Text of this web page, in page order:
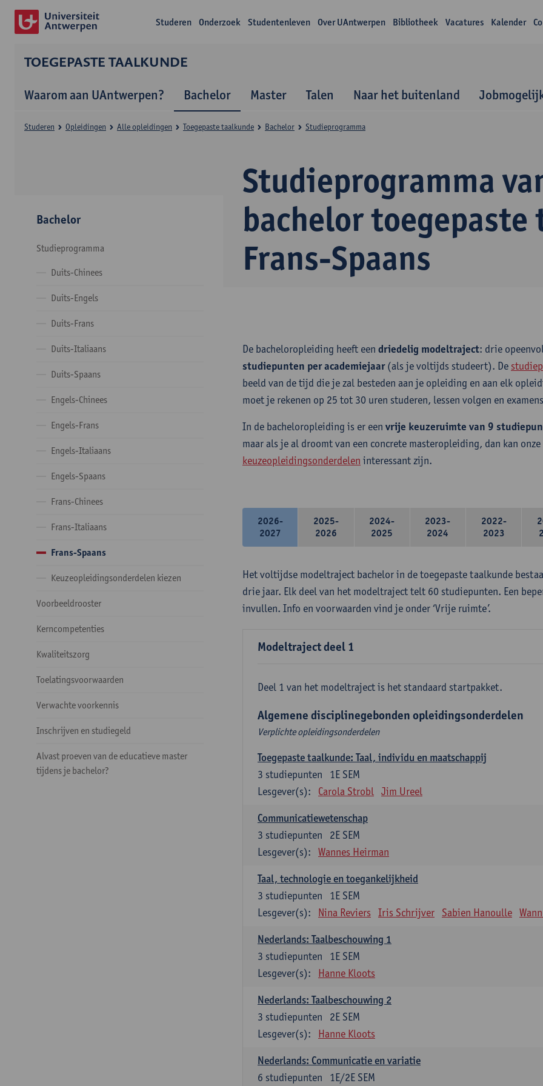
Studeren Onderzoek Studentenleven Over UAntwerpen Bibliotheek Vacatures Kalender
TOEGEPASTE TAALKUNDE
Waarom aan UAntwerpen? Bachelor Master Talen Naar het buitenland
Studieprogramma
bachelor
Frans-Spaans
Studeren Opleidingen Alle opleidingen Toegepaste taalkunde Bachelor Studieprogramma
Bachelor
Studieprogramma
Duits-Chinees
Duits-Engels
Duits-Frans
Duits-Italiaans
Duits-Spaans
Engels-Chinees
Engels-Frans
Engels-Italiaans
Engels-Spaans
Frans-Chinees
Frans-Italiaans
Frans-Spaans
Keuzeopleidingsonderdelen kiezen
Voorbeeldrooster
Kerncompetenties
Kwaliteitszorg
Toelatingsvoorwaarden
Verwachte voorkennis
Inschrijven en studiegeld
Alvast proeven van de educatieve master
tijdens je bachelor?
De bacheloropleiding heeft een driedelig modeltraject: drie
studiepunten per academiejaar(als je voltijds studeert). De
beeld van de tijd die je zal besteden aan je opleiding en aan elk
moet je rekenen op 25 tot 30 uren studeren, lessen volgen en
In de bacheloropleiding is er een vrije keuzeruimte van 9
maar als je al droomt van een concrete masteropleiding, dan kan onze
keuzeopleidingsonderdelen interessant zijn.
2026-
2027
2025-
2026
2024-
2025
2023-
2024
2022-
2023
Het voltijdse modeltraject bachelor in de toegepaste taalkunde
drie jaar. Elk deel van het modeltraject telt 60 studiepunten. Een
invullen. Info en voorwaarden vind je onder ‘Vrije ruimte’.
Modeltraject deel 1
Deel 1 van het modeltraject is het standaard startpakket.
Algemene disciplinegebonden opleidingsonderdelen
Verplichte opleidingsonderdelen
Toegepaste taalkunde: Taal, individu en maatschappij
1E SEM
3 studiepunten
Lesgever(s):
Carola Strobl Jim Ureel
Communicatiewetenschap
2E SEM
3 studiepunten
Lesgever(s):
Wannes Heirman
Taal, technologie en toegankelijkheid
1E SEM
3 studiepunten
Lesgever(s):
Nina Reviers Iris Schrijver Sabien Hanoulle
Nederlands: Taalbeschouwing 1
1E SEM
3 studiepunten
Lesgever(s):
Hanne Kloots
Nederlands: Taalbeschouwing 2
2E SEM
3 studiepunten
Lesgever(s):
Hanne Kloots
Nederlands: Communicatie en variatie
1E/2E SEM
6 studiepunten